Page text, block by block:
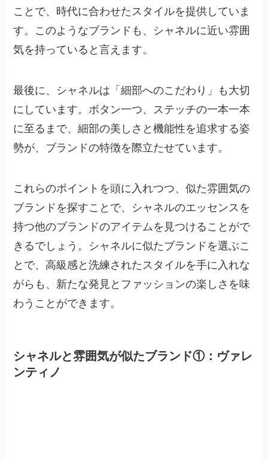
ことで、時代に合わせたスタイルを提供していま
す。このようなブランドも、シャネルに近い雰囲
気を持っていると言えます。
最後に、シャネルは「細部へのこだわり 」も大切
にしています。ボタン一つ、ステッチの一本一本
に至るまで、細部の美しさと機能性を追求する姿
勢が、ブランドの特徴を際立たせています。
これらのポイントを頭に入れつつ、似た雰囲気の
ブランドを探すことで、シャネルのエッセンスを
持つ他のブランドのアイテムを見つけることがで
きるでしょう。シャネルに似たブランドを選ぶこ
とで、高級感と洗練されたスタイルを手に入れな
がらも、新たな発見とファッションの楽しさを味
わうことができます。
シャネルと雰囲気が似たブランド①：ヴァレ
ンティノ